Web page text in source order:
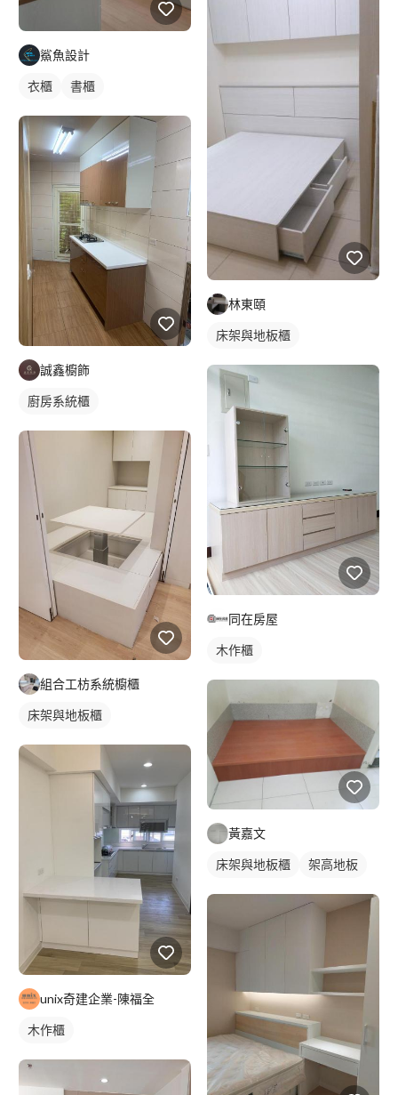
鯊魚設計
衣櫃 書櫃
誠鑫櫥飾
廚房系統櫃
組合工枋系統櫥櫃
床架與地板櫃
unix奇建企業-陳福全
木作櫃
林東頤
床架與地板櫃
同在房屋
木作櫃
黃嘉文
床架與地板櫃 架高地板